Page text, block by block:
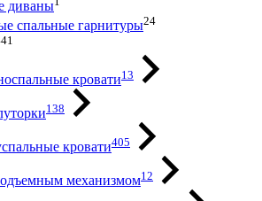
диваны
спальные гарнитуры24
кровати13
138
кровати405
механизмом12